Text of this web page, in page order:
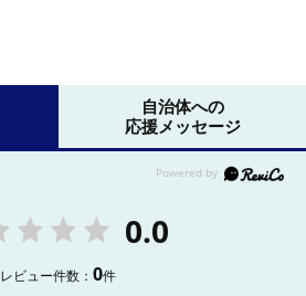
自治体への
応援メッセージ
0.0
レビュー件数：0件